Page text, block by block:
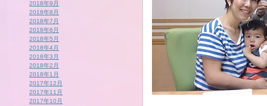
2018年9月
2018年8月
2018年7月
2018年6月
2018年5月
2018年4月
2018年3月
2018年2月
2018年1月
2017年12月
2017年11月
2017年10月